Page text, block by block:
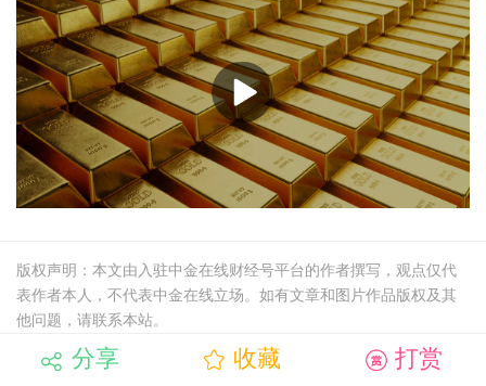
版权声明：本文由入驻中金在线财经号平台的作者撰写，观点仅代
表作者本人，不代表中金在线立场。如有文章和图片作品版权及其
他问题，请联系本站。
分享 收藏 打赏